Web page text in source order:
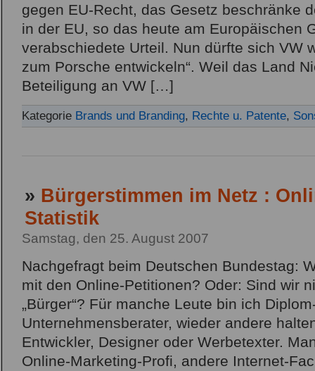
gegen EU-Recht, das Gesetz beschränke
in der EU, so das heute am Europäischen
verabschiedete Urteil. Nun dürfte sich VW
zum Porsche entwickeln“. Weil das Land
Beteiligung an VW […]
Kategorie Brands und Branding, Rechte u. Patente,
» Bürgerstimmen im Netz :
Statistik
Samstag, den 25. August 2007
Nachgefragt beim Deutschen Bundestag:
mit den Online-Petitionen? Oder: Sind wir
„Bürger“? Für manche Leute bin ich
Unternehmensberater, wieder andere
Entwickler, Designer oder Werbetexter.
Online-Marketing-Profi, andere Internet-